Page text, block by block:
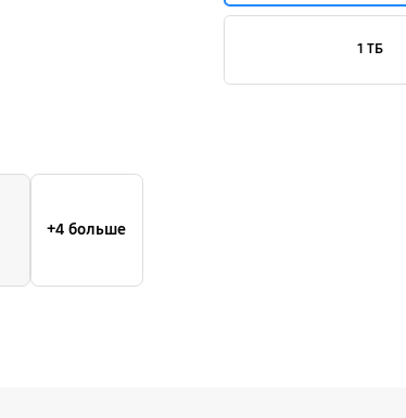
+4 больше
1 ТБ